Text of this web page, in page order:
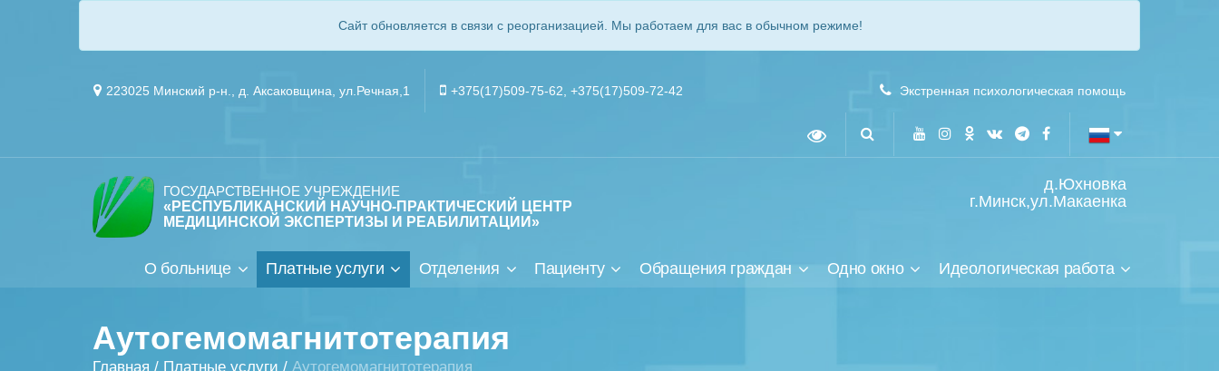
Сайт обновляется в связи с реорганизацией. Мы работаем для вас в обычном режиме!
223025 Минский р-н., д. Аксаковщина, ул.Речная,1 +375(17)509-75-62 +375(17)509-72-42 Экстренная психологическая помощь
ГОСУДАРСТВЕННОЕ УЧРЕЖДЕНИЕ
«РЕСПУБЛИКАНСКИЙ НАУЧНО-ПРАКТИЧЕСКИЙ ЦЕНТР
МЕДИЦИНСКОЙ ЭКСПЕРТИЗЫ И РЕАБИЛИТАЦИИ»
д.Юхновка
г.Минск,ул.Макаенка
О больнице Платные услуги Отделения Пациенту Обращения граждан Одно окно Идеологическая работа
Аутогемомагнитотерапия
Главная / Платные услуги / Аутогемомагнитотерапия